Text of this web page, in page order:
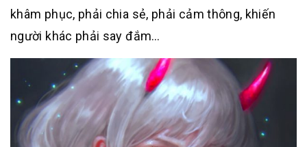
khâm phục, phải chia sẻ, phải cảm thông, khiến
người khác phải say đắm…